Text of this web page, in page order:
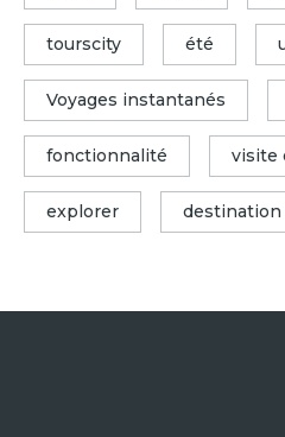
tourscity été
Voyages instantanés
fonctionnalité visite
explorer destination